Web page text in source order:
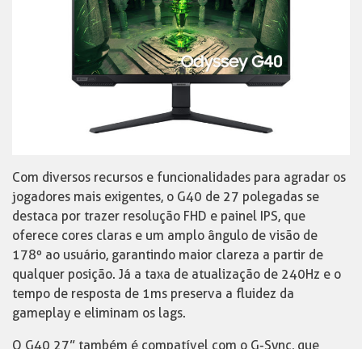
Com diversos recursos e funcionalidades para agradar os
jogadores mais exigentes, o G40 de 27 polegadas se
destaca por trazer resolução FHD e painel IPS, que
oferece cores claras e um amplo ângulo de visão de
178º ao usuário, garantindo maior clareza a partir de
qualquer posição. Já a taxa de atualização de 240Hz e o
tempo de resposta de 1ms preserva a fluidez da
gameplay e eliminam os lags.
O G40 27” também é compatível com o G-Sync, que